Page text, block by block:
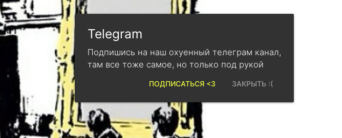
Telegram
Подпишись на наш охуенный телеграм канал,
там все тоже самое, но только под рукой
ЗАКРЫТЬ :(
ПОДПИСАТЬСЯ <3